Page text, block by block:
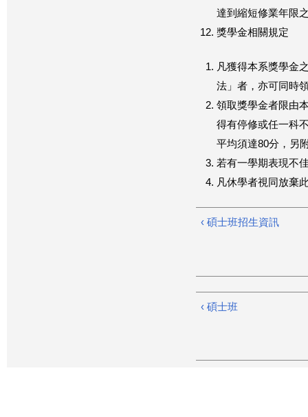
達到縮短修業年限
獎學金相關規定
凡獲得本系獎學金
法」者，亦可同時
領取獎學金者限由
得有停修或任一科
平均須達80分，另
若有一學期表現不
凡休學者視同放棄
‹ 碩士班招生資訊
‹ 碩士班